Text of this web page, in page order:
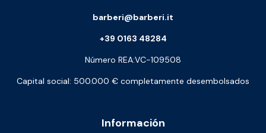
Información
barberi@barberi.it
+39 0163 48284
Número REA:VC-109508
Capital social: 500.000 € completamente desembolsados